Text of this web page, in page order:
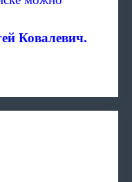
Ковалевич.